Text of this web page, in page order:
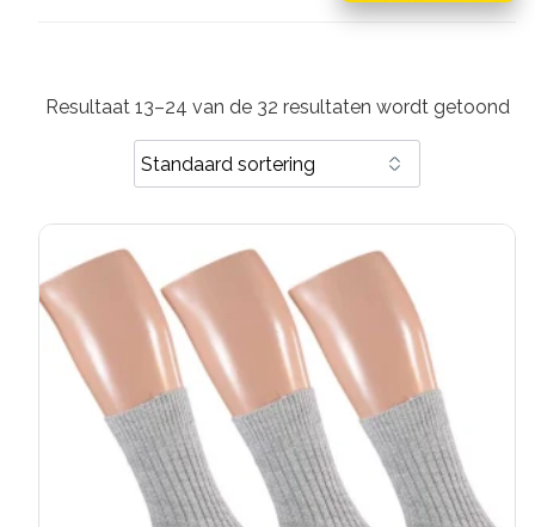
Resultaat 13–24 van de 32 resultaten wordt getoond